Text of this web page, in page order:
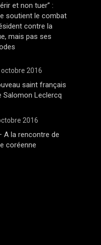
et non tuer” :
soutient le combat
contre la
mais pas ses
octobre 2016
saint français
Salomon Leclercq
2016
A la rencontre de
coréenne